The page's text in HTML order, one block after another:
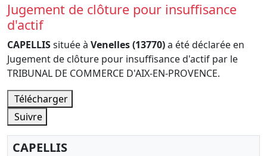
Jugement de clôture pour insuffisance
d'actif
CAPELLISsituée à Venelles (13770)a été déclarée en
Jugement de clôture pour insuffisance d'actif par le
TRIBUNAL DE COMMERCE D'AIX-EN-PROVENCE.
Télécharger
Suivre
CAPELLIS